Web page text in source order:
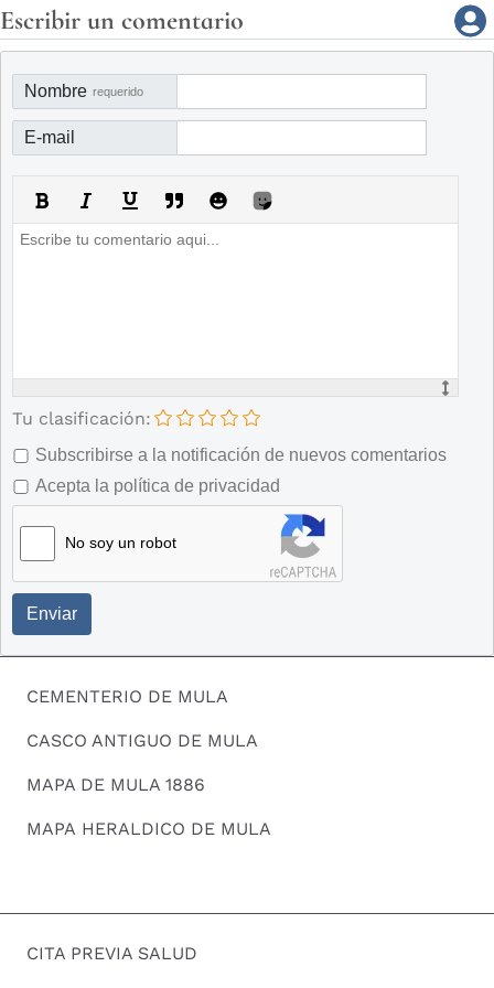
Escribir un comentario
Nombre requerido
E-mail
Tu clasificación:
Subscribirse a la notificación de nuevos comentarios
Acepta la política de privacidad
No soy un robot
Enviar
CEMENTERIO DE MULA
CASCO ANTIGUO DE MULA
MAPA DE MULA 1886
MAPA HERALDICO DE MULA
CITA PREVIA SALUD